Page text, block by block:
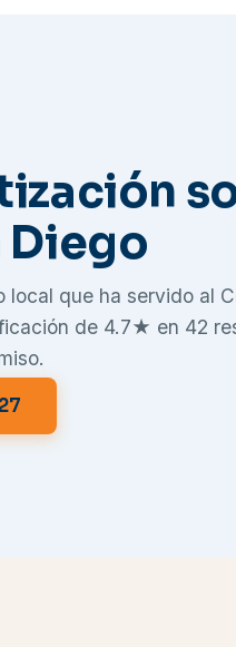
Diego
local que ha servido al
de 4.7★ en 42